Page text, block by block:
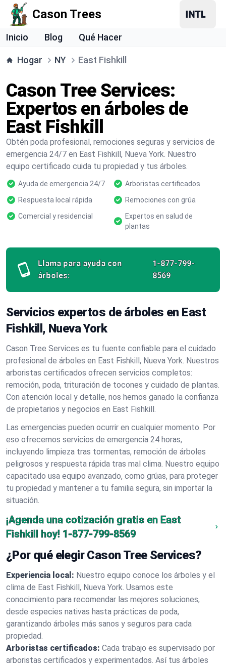
Cason Trees
Inicio Blog Qué Hacer
Hogar NY East Fishkill
Cason Tree Services:
Expertos en árboles de
East Fishkill
Obtén poda profesional, remociones seguras y servicios de
emergencia 24/7 en East Fishkill, Nueva York. Nuestro
equipo certificado cuida tu propiedad y tus árboles.
Ayuda de emergencia 24/7
Arboristas certificados
Respuesta local rápida
Remociones con grúa
Comercial y residencial
Expertos en salud de
plantas
Llama para ayuda con
árboles:
1-877-799-
8569
Servicios expertos de árboles en East
Fishkill, Nueva York
Cason Tree Services es tu fuente confiable para el cuidado
profesional de árboles en East Fishkill, Nueva York. Nuestros
arboristas certificados ofrecen servicios completos:
remoción, poda, trituración de tocones y cuidado de plantas.
Con atención local y detalle, nos hemos ganado la confianza
de propietarios y negocios en East Fishkill.
Las emergencias pueden ocurrir en cualquier momento. Por
eso ofrecemos servicios de emergencia 24 horas,
incluyendo limpieza tras tormentas, remoción de árboles
peligrosos y respuesta rápida tras mal clima. Nuestro equipo
capacitado usa equipo avanzado, como grúas, para proteger
tu propiedad y mantener a tu familia segura, sin importar la
situación.
¡Agenda una cotización gratis en East
Fishkill hoy! 1-877-799-8569
¿Por qué elegir Cason Tree Services?
Experiencia local: Nuestro equipo conoce los árboles y el
clima de East Fishkill, Nueva York. Usamos este
conocimiento para recomendar las mejores soluciones,
desde especies nativas hasta prácticas de poda,
garantizando árboles más sanos y seguros para cada
propiedad.
Arboristas certificados: Cada trabajo es supervisado por
arboristas certificados y experimentados. Así tus árboles